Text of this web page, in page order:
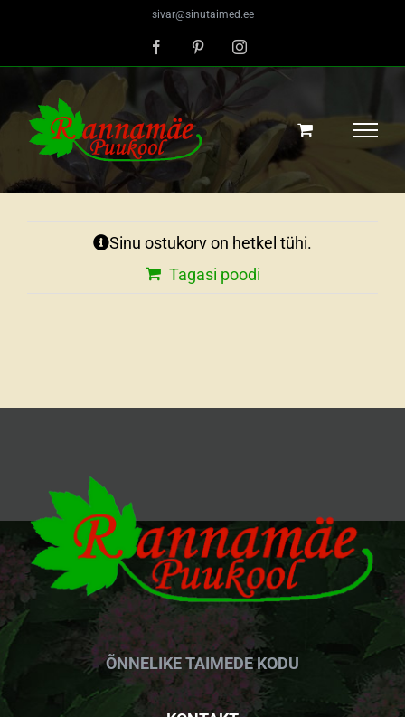
sivar@sinutaimed.ee
FacebookPinterestInstagram
Sinu ostukorv on hetkel tühi.
Tagasi poodi
ÕNNELIKE TAIMEDE KODU